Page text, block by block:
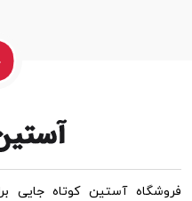
فروشگاه آستین کوتاه جایی